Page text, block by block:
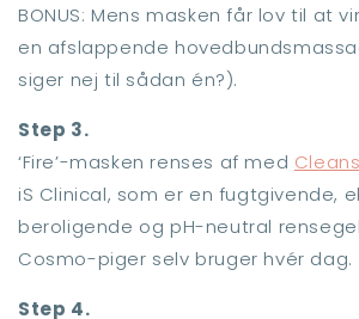
BONUS: Mens masken får lov til at
en afslappende
siger nej til sådan én?).
Step 3.
‘Fire’-masken renses af med
iS Clinical, som er en fugtgivende,
beroligende og pH-neutral
Cosmo-piger selv bruger hvér dag.
Step 4.